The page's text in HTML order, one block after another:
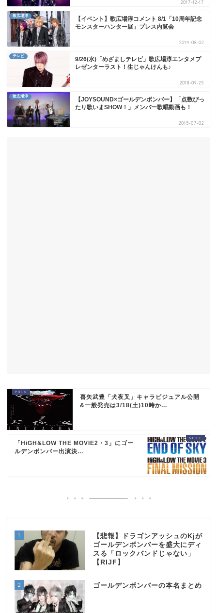
2017-12-17
歌広場淳
【イベント】歌広場淳コメント 8/1「10周年記念
モンスターハンター展」プレス内覧会
2014-08-02
テレビ
9/26(水)「めざましテレビ」歌広場淳エンタメプ
レゼンターラスト！生じゃんけんも♪
2018-09-25
歌広場淳
【JOYSOUND×ゴールデンボンバー】「点数ぴっ
たり歌いまSHOW！」メンバー歌唱動画も！
2015-07-02
喜矢武豊「犬夜叉」キャラビジュアル公開
&一般発売は3/18(土)10時か...
「HiGH&LOW THE MOVIE2・3」にゴー
ルデンボンバー出演決...
1
【悲報】ドラゴンアッシュのKjが
ゴールデンボンバーを盛大にディ
スる「ロックバンドじゃない」
【RIJF】
2 ゴールデンボンバーの本名まとめ